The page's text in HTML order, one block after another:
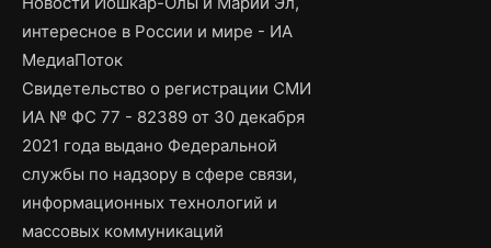
интересное в России и мире - ИА
МедиаПоток
Свидетельство о регистрации СМИ
ИА № ФС 77 - 82389 от 30 декабря
2021 года выдано Федеральной
службы по надзору в сфере связи,
информационных технологий и
массовых коммуникаций